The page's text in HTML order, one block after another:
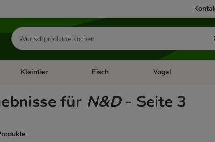
Produkte
suchen
& Zubehör
Kategorie-Menü öffnen: Hundefutter & Zubehör
Kleintier Kategorie-Menü öffnen: Kleintier
Fisch Kategorie-Menü
Vogel
für N&D- Seite 3